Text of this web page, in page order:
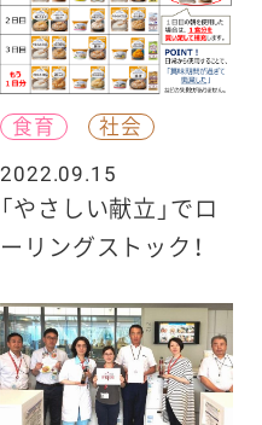
食育
社会
2022.09.15
「やさしい献立」でロ
ーリングストック！